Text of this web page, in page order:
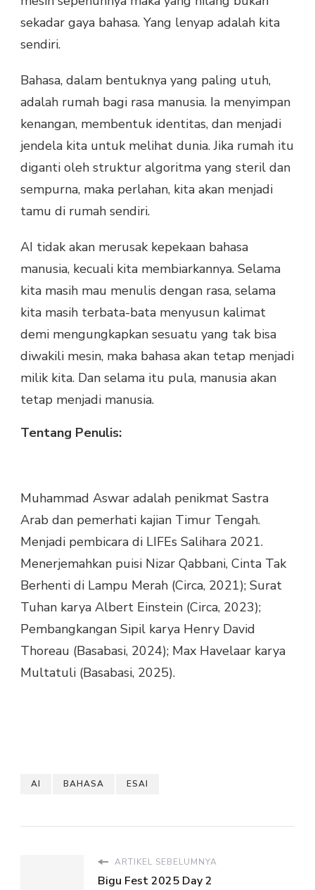
sekadar gaya bahasa. Yang lenyap adalah kita
sendiri.
Bahasa, dalam bentuknya yang paling utuh,
adalah rumah bagi rasa manusia. Ia menyimpan
kenangan, membentuk identitas, dan menjadi
jendela kita untuk melihat dunia. Jika rumah itu
diganti oleh struktur algoritma yang steril dan
sempurna, maka perlahan, kita akan menjadi
tamu di rumah sendiri.
AI tidak akan merusak kepekaan bahasa
manusia, kecuali kita membiarkannya. Selama
kita masih mau menulis dengan rasa, selama
kita masih terbata-bata menyusun kalimat
demi mengungkapkan sesuatu yang tak bisa
diwakili mesin, maka bahasa akan tetap menjadi
milik kita. Dan selama itu pula, manusia akan
tetap menjadi manusia.
Tentang Penulis:
Muhammad Aswar adalah penikmat Sastra
Arab dan pemerhati kajian Timur Tengah.
Menjadi pembicara di LIFEs Salihara 2021.
Menerjemahkan puisi Nizar Qabbani, Cinta Tak
Berhenti di Lampu Merah (Circa, 2021); Surat
Tuhan karya Albert Einstein (Circa, 2023);
Pembangkangan Sipil karya Henry David
Thoreau (Basabasi, 2024); Max Havelaar karya
Multatuli (Basabasi, 2025).
AI BAHASA ESAI
ARTIKEL SEBELUMNYA
Bigu Fest 2025 Day 2